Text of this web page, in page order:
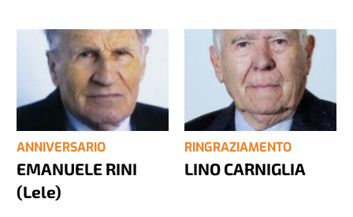
ANNIVERSARIO
EMANUELE RINI
(Lele)
RINGRAZIAMENTO
LINO CARNIGLIA